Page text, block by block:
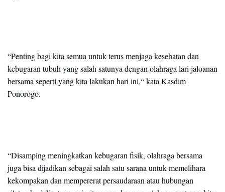
“Penting bagi kita semua untuk terus menjaga kesehatan dan
kebugaran tubuh yang salah satunya dengan olahraga lari jaloanan
bersama seperti yang kita lakukan hari ini,“ kata Kasdim
Ponorogo.
“Disamping meningkatkan kebugaran fisik, olahraga bersama
juga bisa dijadikan sebagai salah satu sarana untuk memelihara
kekompakan dan mempererat persaudaraan atau hubungan